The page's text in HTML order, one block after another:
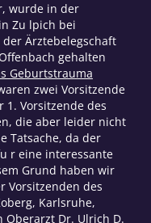
wurde in der
Zu lpich bei
Ärztebelegschaft
gehalten
Geburtstrauma
zwei Vorsitzende
1. Vorsitzende des
die aber leider nicht
Tatsache, da der
r eine interessante
Grund haben wir
Vorsitzenden des
Karlsruhe,
Dr. Ulrich D.